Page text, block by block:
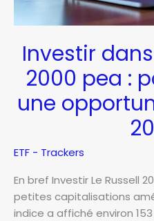
Investir
2000 pea :
une
ETF - Trackers
En bref Investir Le Russell
petites capitalisations
indice a affiché environ